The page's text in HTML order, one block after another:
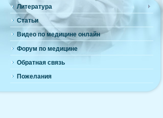
Литература
Статьи
Видео по медицине онлайн
Форум по медицине
Обратная связь
Пожелания